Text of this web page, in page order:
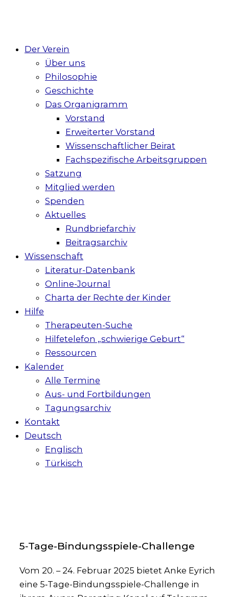
Der Verein
Über uns
Philosophie
Geschichte
Das Organigramm
Vorstand
Erweiterter Vorstand
Wissenschaftlicher Beirat
Fachspezifische Arbeitsgruppen
Satzung
Mitglied werden
Spenden
Aktuelles
Rundbriefarchiv
Beitragsarchiv
Wissenschaft
Literatur-Datenbank
Online-Journal
Charta der Rechte der Kinder
Hilfe
Therapeuten-Suche
Hilfetelefon „schwierige Geburt“
Ressourcen
Kalender
Alle Termine
Aus- und Fortbildungen
Tagungsarchiv
Kontakt
Deutsch
Englisch
Türkisch
5‑Tage-Bindungsspiele-Challenge
Vom 20. – 24. Febru­ar 2025 bie­tet Anke Eyrich
eine 5‑Ta­ge-Bin­dungs­spie­le-Chall­enge in